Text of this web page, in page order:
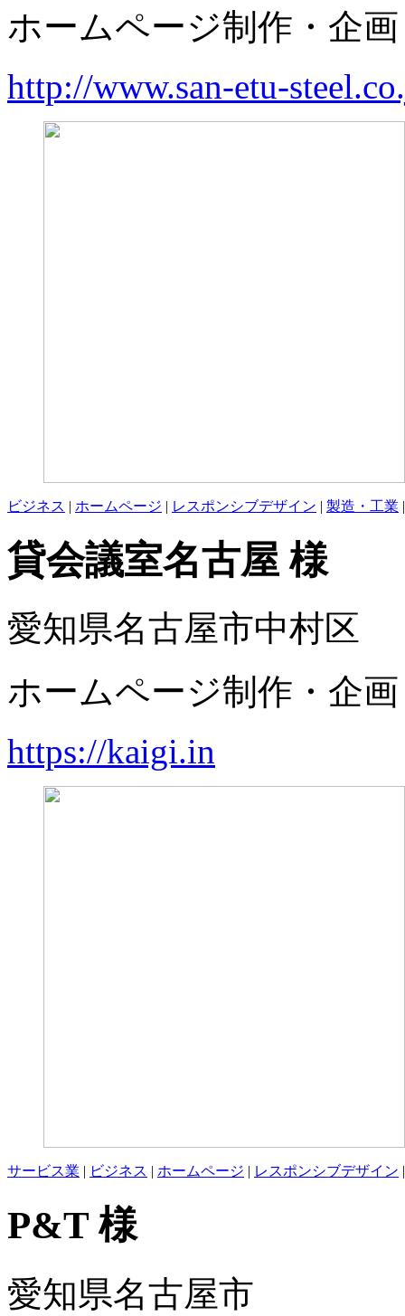
ホームページ制作・企
http://www.san-etu-
ビジネス | ホームページ | レスポンシブデザイン | 製造・工業
貸会議室名古屋 様
愛知県名古屋市中村区
ホームページ制作・企
https://kaigi.in
サービス業 | ビジネス | ホームページ | レスポンシブデザイン
P&T 様
愛知県名古屋市